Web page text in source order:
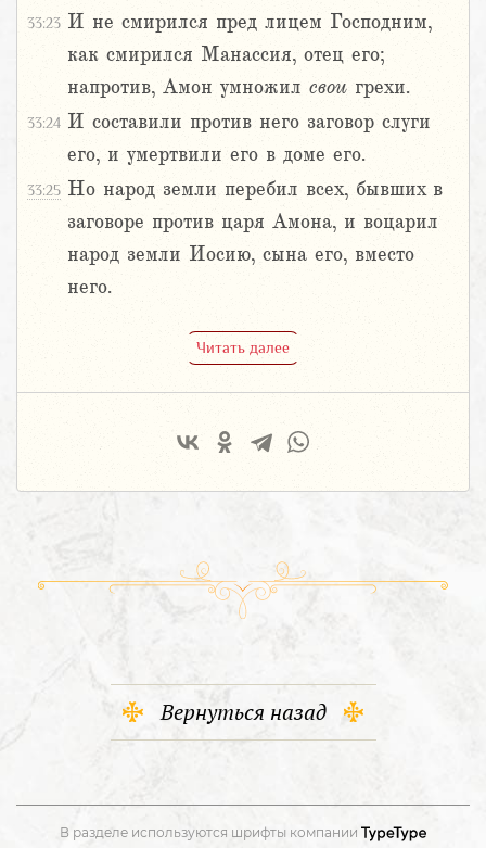
33:23 И не смирился пред лицем Господним,
как смирился Манассия, отец его;
напротив, Амон умножил свои грехи.
33:24 И составили против него заговор слуги
его, и умертвили его в доме его.
33:25 Но народ земли перебил всех, бывших в
заговоре против царя Амона, и воцарил
народ земли Иосию, сына его, вместо
него.
Читать далее
Вернуться назад
В разделе используются шрифты компании